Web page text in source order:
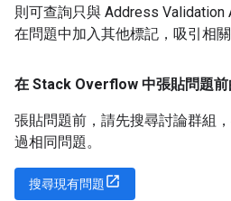
則可查詢只與 Address
在問題中加入其他標記，吸引相關
在 Stack Overflow 中張貼問題前
張貼問題前，請先搜尋討論群組
過相同問題。
搜尋現有問題